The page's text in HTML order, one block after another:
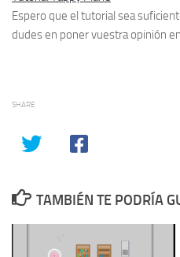
Espero que el tutorial sea
dudes en poner vuestra opinión
SHARE
TAMBIÉN TE PODRÍA